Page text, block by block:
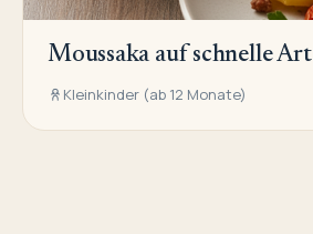
Moussaka auf schnelle Art
Kleinkinder (ab 12 Monate)